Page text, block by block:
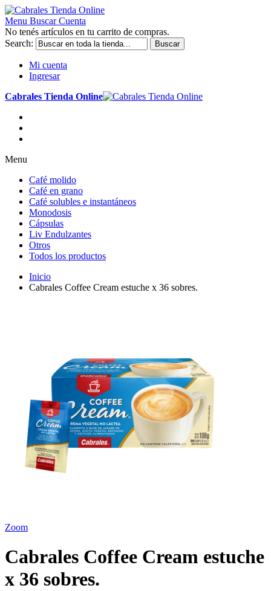
Menu Buscar Cuenta
No tenés artículos en tu carrito de compras.
Search:
Buscar
Mi cuenta
Ingresar
Cabrales Tienda Online
Menu
Café molido
Café en grano
Café solubles e instantáneos
Monodosis
Cápsulas
Liv Endulzantes
Otros
Todos los productos
Inicio
Cabrales Coffee Cream estuche x 36 sobres.
Zoom
Cabrales Coffee Cream estuche
x 36 sobres.